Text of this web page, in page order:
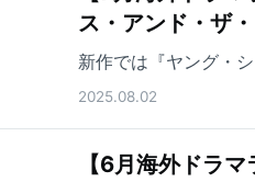
ス・アンド・ザ
新作では『ヤング・
2025.08.02
【6月海外ドラ